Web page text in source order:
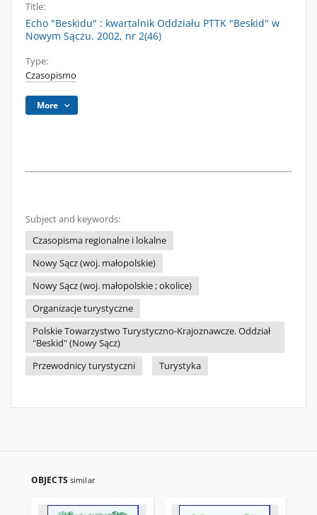
Title:
Echo "Beskidu" : kwartalnik Oddziału PTTK "Beskid" w
Nowym Sączu. 2002, nr 2(46)
Type:
Czasopismo
More
Subject and keywords:
Czasopisma regionalne i lokalne
Nowy Sącz (woj. małopolskie)
Nowy Sącz (woj. małopolskie ; okolice)
Organizacje turystyczne
Polskie Towarzystwo Turystyczno-Krajoznawcze. Oddział
"Beskid" (Nowy Sącz)
Przewodnicy turystyczni
Turystyka
OBJECTS similar